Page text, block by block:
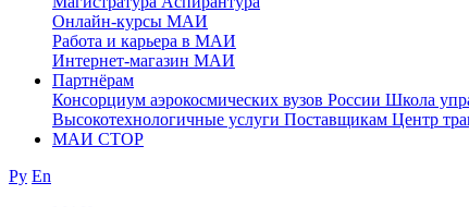
Онлайн-курсы МАИ
Работа и карьера в МАИ
Интернет-магазин МАИ
Партнёрам
Консорциум аэрокосмических вузов России Школа
Высокотехнологичные услуги Поставщикам Центр
МАИ СТОР
Ру En